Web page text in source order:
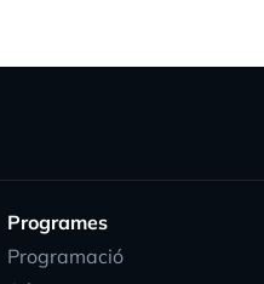
Programes
Programació